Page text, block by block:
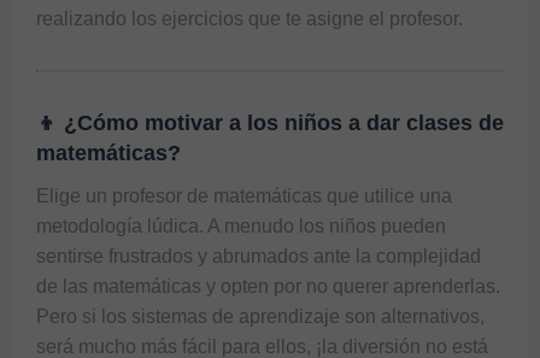
👦 ¿Cómo motivar a los niños a dar clases de
matemáticas?
Elige un profesor de matemáticas que utilice una
metodología lúdica. A menudo los niños pueden
sentirse frustrados y abrumados ante la complejidad
de las matemáticas y opten por no querer aprenderlas.
Pero si los sistemas de aprendizaje son alternativos,
será mucho más fácil para ellos, ¡la diversión no está